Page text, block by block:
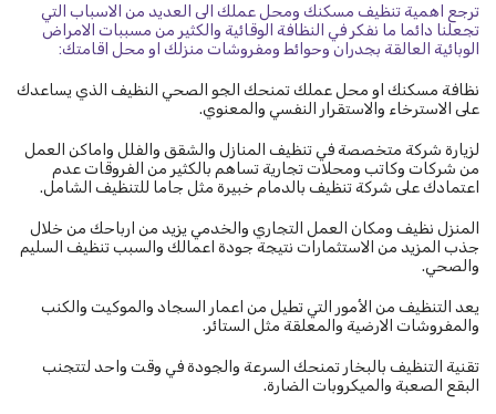
ترجع اهمية تنظيف مسكنك ومحل عملك الى العديد من الاسباب التي
تجعلنا دائما ما نفكر في النظافة الوقائية والكثير من مسببات الامراض
الوبائية العالقة بجدران وحوائط ومفروشات منزلك او محل اقامتك:
نظافة مسكنك او محل عملك تمنحك الجو الصحي النظيف الذي يساعدك
على الاسترخاء والاستقرار النفسي والمعنوي.
لزيارة شركة متخصصة في تنظيف المنازل والشقق والفلل واماكن العمل
من شركات وكاتب ومحلات تجارية تساهم بالكثير من الفروقات عدم
اعتمادك على شركة تنظيف بالدمام خبيرة مثل جاما للتنظيف الشامل.
المنزل نظيف ومكان العمل التجاري والخدمي يزيد من ارباحك من خلال
جذب المزيد من الاستثمارات نتيجة جودة اعمالك والسبب تنظيف السليم
والصحي.
يعد التنظيف من الأمور التي تطيل من اعمار السجاد والموكيت والكنب
والمفروشات الارضية والمعلقة مثل الستائر.
تقنية التنظيف بالبخار تمنحك السرعة والجودة في وقت واحد لتتجنب
البقع الصعبة والميكروبات الضارة.